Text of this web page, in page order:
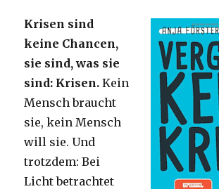
Krisen sind
keine Chancen,
sie sind, was sie
sind: Krisen. Kein
Mensch braucht
sie, kein Mensch
will sie. Und
trotzdem: Bei
Licht betrachtet